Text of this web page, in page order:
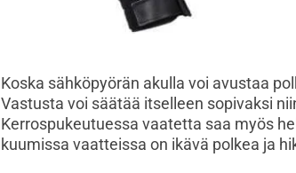
Koska sähköpyörän akulla voi avustaa
Vastusta voi säätää itselleen sopivaksi
Kerrospukeutuessa vaatetta saa myös
kuumissa vaatteissa on ikävä polkea ja